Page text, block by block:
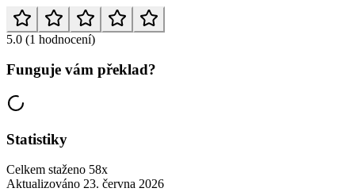
5.0 (1 hodnocení)
Funguje vám překlad?
Statistiky
Celkem staženo 58x
Aktualizováno 23. června 2026